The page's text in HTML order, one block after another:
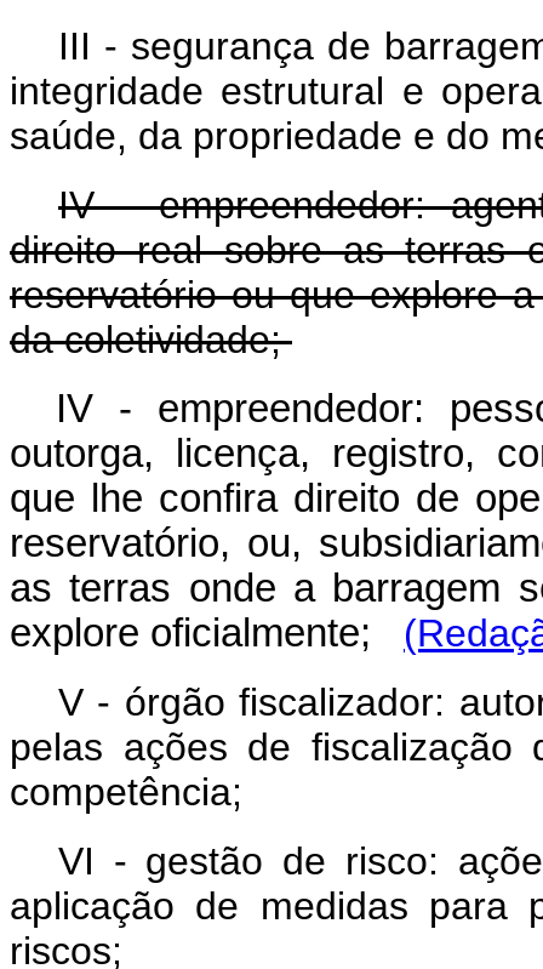
III - segurança de
integridade estrutural e
saúde, da propriedade e do
IV - empreendedor:
direito real sobre as terras
reservatório ou que explore
da coletividade;
IV - empreendedor:
outorga, licença, registro,
que lhe confira direito de
reservatório, ou,
as terras onde a barragem
explore oficialmente;
V - órgão fiscalizador:
pelas ações de
competência;
VI - gestão de risco:
aplicação de medidas para
riscos;